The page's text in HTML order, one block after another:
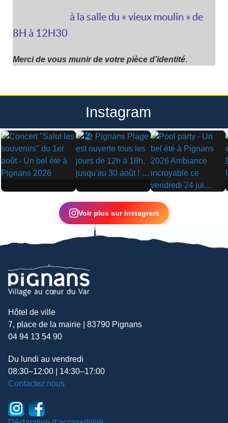
à la salle du « vieux moulin » de
8H à 12H30
Merci de vous munir de votre pièce d’identité.
Instagram
▶ ▶
▶
Voir plus sur Instagram
Hôtel de ville
7, place de la mairie | 83790 Pignans
04 94 13 54 90
Du lundi au vendredi
08:30–12:00 | 14:30–17:00
Contactez nous